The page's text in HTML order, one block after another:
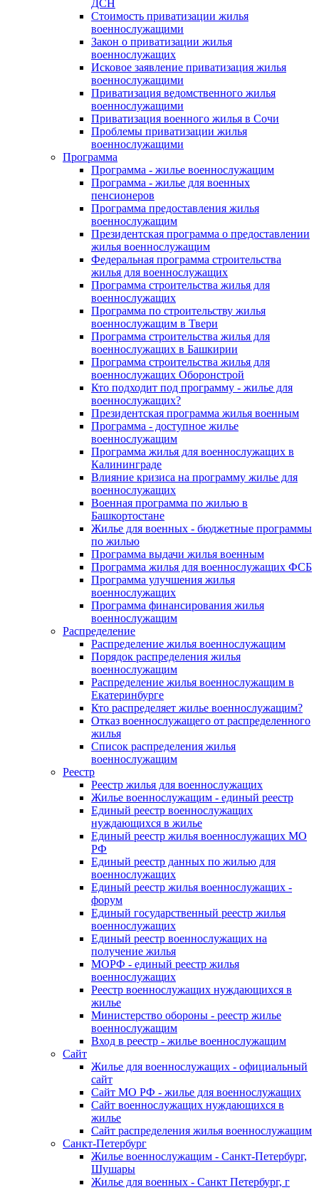
ДСН
Стоимость приватизации жилья
военнослужащими
Закон о приватизации жилья
военнослужащих
Исковое заявление приватизация жилья
военнослужащими
Приватизация ведомственного жилья
военнослужащими
Приватизация военного жилья в Сочи
Проблемы приватизации жилья
военнослужащими
Программа
Программа - жилье военнослужащим
Программа - жилье для военных
пенсионеров
Программа предоставления жилья
военнослужащим
Президентская программа о предоставлении
жилья военнослужащим
Федеральная программа строительства
жилья для военнослужащих
Программа строительства жилья для
военнослужащих
Программа по строительству жилья
военнослужащим в Твери
Программа строительства жилья для
военнослужащих в Башкирии
Программа строительства жилья для
военнослужащих Оборонстрой
Кто подходит под программу - жилье для
военнослужащих?
Президентская программа жилья военным
Программа - доступное жилье
военнослужащим
Программа жилья для военнослужащих в
Калининграде
Влияние кризиса на программу жилье для
военнослужащих
Военная программа по жилью в
Башкортостане
Жилье для военных - бюджетные программы
по жилью
Программа выдачи жилья военным
Программа жилья для военнослужащих ФСБ
Программа улучшения жилья
военнослужащих
Программа финансирования жилья
военнослужащим
Распределение
Распределение жилья военнослужащим
Порядок распределения жилья
военнослужащим
Распределение жилья военнослужащим в
Екатеринбурге
Кто распределяет жилье военнослужащим?
Отказ военнослужащего от распределенного
жилья
Список распределения жилья
военнослужащим
Реестр
Реестр жилья для военнослужащих
Жилье военнослужащим - единый реестр
Единый реестр военнослужащих
нуждающихся в жилье
Единый реестр жилья военнослужащих МО
РФ
Единый реестр данных по жилью для
военнослужащих
Единый реестр жилья военнослужащих -
форум
Единый государственный реестр жилья
военнослужащих
Единый реестр военнослужащих на
получение жилья
МОРФ - единый реестр жилья
военнослужащих
Реестр военнослужащих нуждающихся в
жилье
Министерство обороны - реестр жилье
военнослужащим
Вход в реестр - жилье военнослужащим
Сайт
Жилье для военнослужащих - официальный
сайт
Сайт МО РФ - жилье для военнослужащих
Сайт военнослужащих нуждающихся в
жилье
Сайт распределения жилья военнослужащим
Санкт-Петербург
Жилье военнослужащим - Санкт-Петербург,
Шушары
Жилье для военных - Санкт Петербург, г